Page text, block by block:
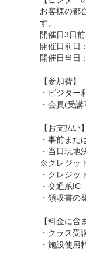
お客様の都
す。
開催日3日
開催日前日
開催日当日
【参加費】
・ビジター
・会員(受
【お支払い】
・事前また
・当日現地
※クレジッ
・クレジッ
・交通系IC
・領収書の
【料金に含
・クラス受
・施設使用